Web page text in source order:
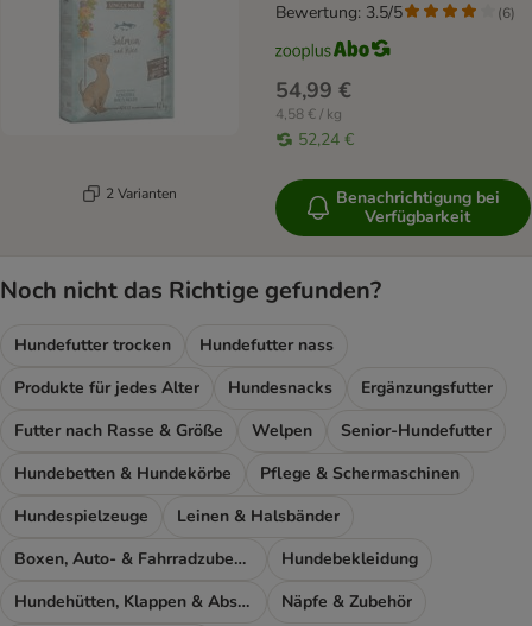
2 Varianten
54,99 €
4,58 € / kg
52,24 €
Bewertung: 3.5/5 (6)
Benachrichtigung bei
Verfügbarkeit
Noch nicht das Richtige gefunden?
Hundefutter trocken
Hundefutter nass
Produkte für jedes Alter
Hundesnacks
Ergänzungsfutter
Futter nach Rasse & Größe
Welpen
Senior-Hundefutter
Hundebetten & Hundekörbe
Pflege & Schermaschinen
Hundespielzeuge
Leinen & Halsbänder
Boxen, Auto- & Fahrradzubehör
Hundebekleidung
Hundehütten, Klappen & Absperrgitter
Näpfe & Zubehör